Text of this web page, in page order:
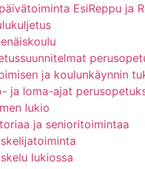
EsiReppu ja
ja koulunkäynnin
ja loma-ajat
lukio
ja senioritoimintaa
lukiossa